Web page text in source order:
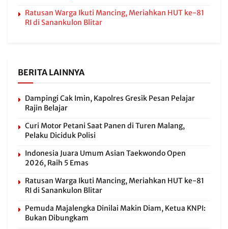
Ratusan Warga Ikuti Mancing, Meriahkan HUT ke-81
RI di Sanankulon Blitar
BERITA LAINNYA
Dampingi Cak Imin, Kapolres Gresik Pesan Pelajar
Rajin Belajar
Curi Motor Petani Saat Panen di Turen Malang,
Pelaku Diciduk Polisi
Indonesia Juara Umum Asian Taekwondo Open
2026, Raih 5 Emas
Ratusan Warga Ikuti Mancing, Meriahkan HUT ke-81
RI di Sanankulon Blitar
Pemuda Majalengka Dinilai Makin Diam, Ketua KNPI:
Bukan Dibungkam